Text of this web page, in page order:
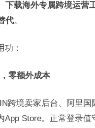
载海外专属跨境运营
代。
功：
零额外成本
跨境卖家后台、阿里
Store。正常登录